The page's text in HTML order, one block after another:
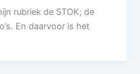
rubriek de STOK; de
En daarvoor is het